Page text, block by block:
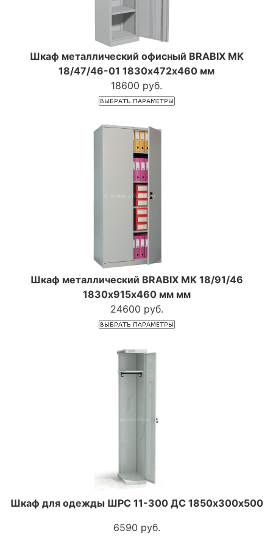
Шкаф металлический офисный BRABIX MK
18/47/46-01 1830х472х460 мм
18600 руб.
Шкаф металлический BRABIX MK 18/91/46
1830х915х460 мм мм
24600 руб.
Шкаф для одежды ШРС 11-300 ДС 1850х300х500
6590 руб.